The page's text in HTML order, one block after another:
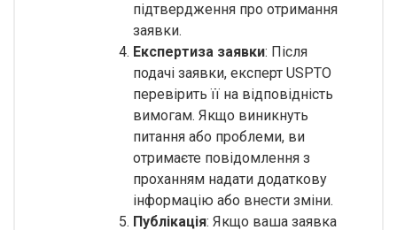
підтвердження про отримання
заявки.
Експертиза заявки: Після
подачі заявки, експерт USPTO
перевірить її на відповідність
вимогам. Якщо виникнуть
питання або проблеми, ви
отримаєте повідомлення з
проханням надати додаткову
інформацію або внести зміни.
Публікація: Якщо ваша заявка